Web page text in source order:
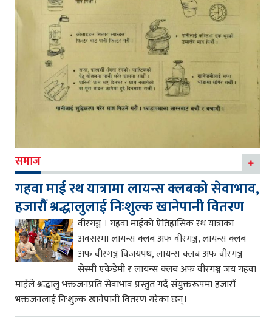
समाज
गहवा माई रथ यात्रामा लायन्स क्लबको सेवाभाव,
हजारौं श्रद्धालुलाई निःशुल्क खानेपानी वितरण
वीरगञ्ज । गहवा माईको ऐतिहासिक रथ यात्राका
अवसरमा लायन्स क्लब अफ वीरगञ्ज, लायन्स क्लब
अफ वीरगञ्ज विजयपथ, लायन्स क्लब अफ वीरगञ्ज
सेस्मी एकेडेमी र लायन्स क्लब अफ वीरगञ्ज जय गहवा
माईले श्रद्धालु भक्तजनप्रति सेवाभाव प्रस्तुत गर्दै संयुक्तरूपमा हजारौं
भक्तजनलाई निःशुल्क खानेपानी वितरण गरेका छन्।